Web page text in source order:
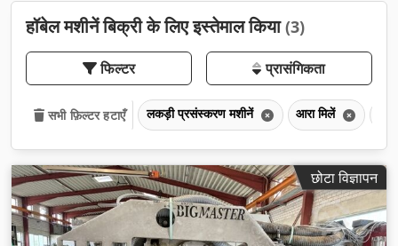
हॉबेल मशीनें बिक्री के लिए इस्तेमाल किया(3)
फिल्टर प्रासंगिकता
सभी फ़िल्टर हटाएँ लकड़ी प्रसंस्करण मशीनें आरा मिलें
छोटा विज्ञापन